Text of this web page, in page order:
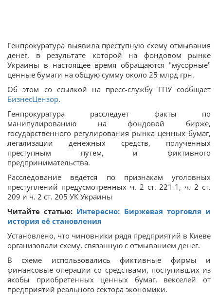
Генпрокуратура выявила преступную схему отмывания
денег, в результате которой на фондовом рынке
Украины в настоящее время обращаются "мусорные"
ценные бумаги на общую сумму около 25 млрд грн.
Об этом со ссылкой на пресс-службу ГПУ сообщает
БизнесЦензор.
Генпрокуратура расследует факты по
манипулированию на фондовой бирже,
государственного регулирования рынка ценных бумаг,
легализации денежных средств, полученных
преступным путем, и фиктивного
предпринимательства.
Расследование ведется по признакам уголовных
преступлений предусмотренных ч. 2 ст. 221-1, ч. 2 ст.
209 и ч. 2 ст. 205 УК Украины
Читайте статью: Интересно: Биржевая торговля и
история её становления
Установлено, что чиновники рядя предприятий в Киеве
организовали схему, связанную с отмыванием денег.
В схеме использовались фиктивные фирмы и
финансовые операции со средствами, поступивших из
якобы приобретенных ценных бумаг, векселей от
предприятий реального сектора экономики.